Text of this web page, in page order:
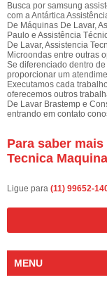
Busca por samsung
com a Antártica
De Máquinas De Lavar,
Paulo e Assistência
De Lavar, Assistencia
Microondas entre outras
Se diferenciado dentro
proporcionar um
Executamos cada
oferecemos outros
De Lavar Brastemp e
entrando em contato
Para saber
Tecnica
Ligue para (11) 99652-
MENU